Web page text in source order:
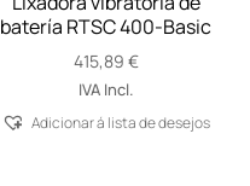
batería RTSC 400-Basic
415,89 €
IVA Incl.
Adicionar á lista de desejos